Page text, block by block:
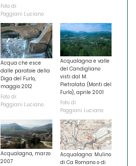
Foto di:
Poggiani Luciano
Acqua che esce
dalle paratoie della
Diga del Furlo,
maggio 2012
Foto di:
Poggiani Luciano
Acqualagna e valle
del Candigliano
visti dal M.
Pietralata (Monti del
Furlo), aprile 2001
Foto di:
Poggiani Luciano
Acqualagna, marzo
2007
Acqualagna: Mulino
di Ca Romano o di